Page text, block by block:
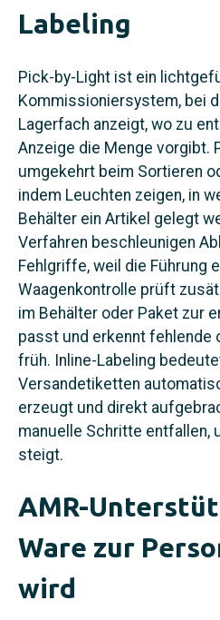
Labeling
Pick-by-Light ist ein
Kommissioniersystem, bei
Lagerfach anzeigt, wo zu
Anzeige die Menge vorgibt.
umgekehrt beim Sortieren
indem Leuchten zeigen, in
Behälter ein Artikel gelegt
Verfahren beschleunigen
Fehlgriffe, weil die Führung
Waagenkontrolle prüft
im Behälter oder Paket zur
passt und erkennt fehlende
früh. Inline-Labeling
Versandetiketten
erzeugt und direkt
manuelle Schritte entfallen,
steigt.
AMR-
Ware zur
wird